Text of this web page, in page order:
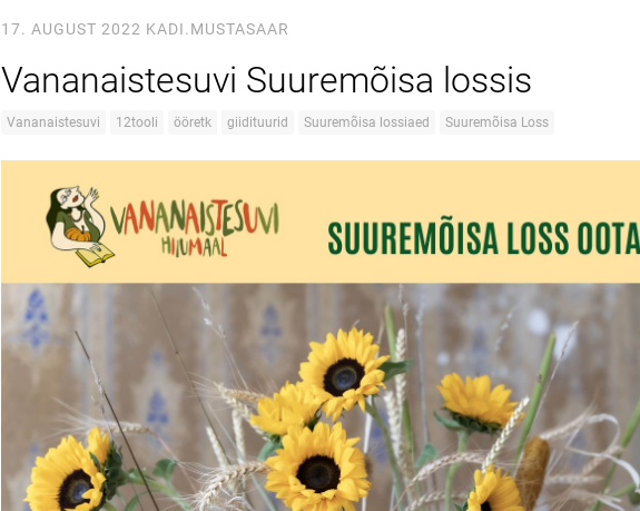
17. AUGUST 2022 KADI.MUSTASAAR
Vananaistesuvi Suuremõisa lossis
Vananaistesuvi 12tooli ööretk giidituurid Suuremõisa lossiaed Suuremõisa Loss